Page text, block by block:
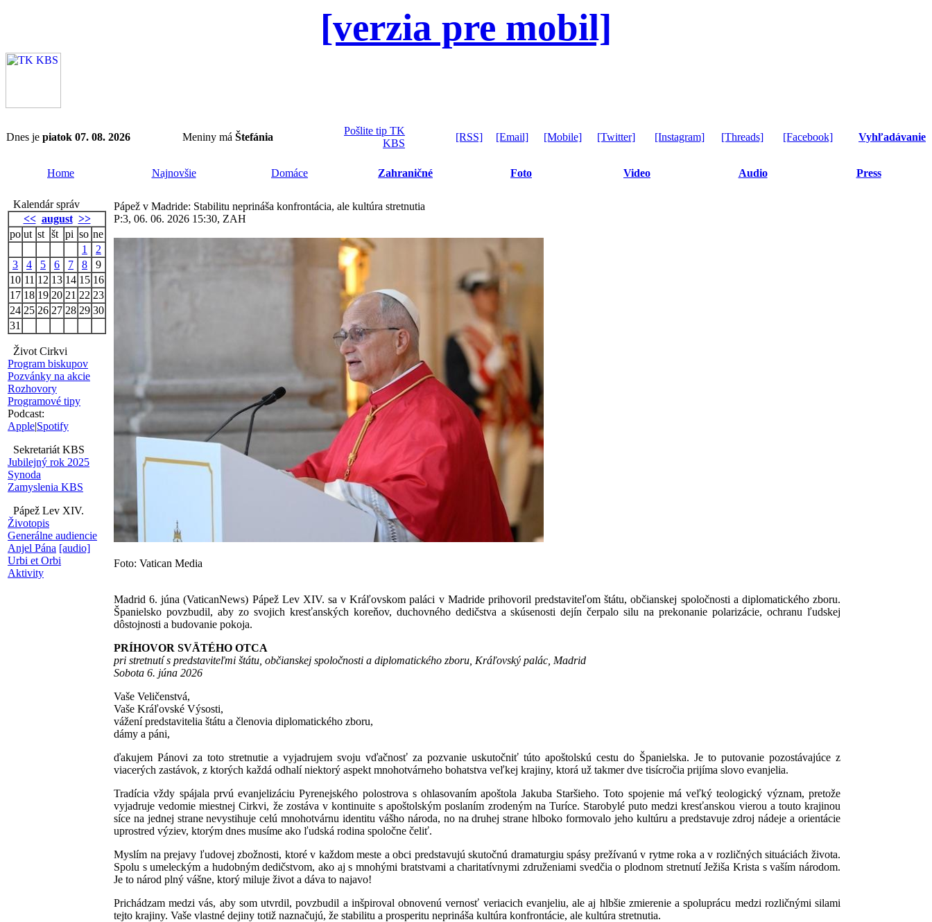
[verzia pre mobil]
Dnes je piatok 07. 08. 2026 Meniny má Štefánia
Pošlite tip TK
KBS
[RSS] [Email] [Mobile] [Twitter] [Instagram] [Threads] [Facebook] Vyhľadávanie
Home Najnovšie Domáce Zahraničné Foto Video Audio Press
Kalendár správ
<< august >>
po ut st št pi so ne
1
2
3
4 5 6 7 8
9
10 11 12 13 14 15 16
17 18 19 20 21 22 23
24 25 26 27 28 29 30
31
Život Cirkvi
Program biskupov
Pozvánky na akcie
Rozhovory
Programové tipy
Podcast:
Apple|Spotify
Sekretariát KBS
Jubilejný rok 2025
Synoda
Zamyslenia KBS
Pápež Lev XIV.
Životopis
Generálne audiencie
Anjel Pána [audio]
Urbi et Orbi
Aktivity
Pápež v Madride: Stabilitu neprináša konfrontácia, ale kultúra stretnutia
P:3, 06. 06. 2026 15:30, ZAH
Foto: Vatican Media
Madrid 6. júna (VaticanNews) Pápež Lev XIV. sa v Kráľovskom paláci v Madride prihovoril predstaviteľom štátu, občianskej spoločnosti a diplomatického zboru.
Španielsko povzbudil, aby zo svojich kresťanských koreňov, duchovného dedičstva a skúsenosti dejín čerpalo silu na prekonanie polarizácie, ochranu ľudskej
dôstojnosti a budovanie pokoja.
PRÍHOVOR SVÄTÉHO OTCA
pri stretnutí s predstaviteľmi štátu, občianskej spoločnosti a diplomatického zboru, Kráľovský palác, Madrid
Sobota 6. júna 2026
Vaše Veličenstvá,
Vaše Kráľovské Výsosti,
vážení predstavitelia štátu a členovia diplomatického zboru,
dámy a páni,
ďakujem Pánovi za toto stretnutie a vyjadrujem svoju vďačnosť za pozvanie uskutočniť túto apoštolskú cestu do Španielska. Je to putovanie pozostávajúce z
viacerých zastávok, z ktorých každá odhalí niektorý aspekt mnohotvárneho bohatstva veľkej krajiny, ktorá už takmer dve tisícročia prijíma slovo evanjelia.
Tradícia vždy spájala prvú evanjelizáciu Pyrenejského polostrova s ohlasovaním apoštola Jakuba Staršieho. Toto spojenie má veľký teologický význam, pretože
vyjadruje vedomie miestnej Cirkvi, že zostáva v kontinuite s apoštolským poslaním zrodeným na Turíce. Starobylé puto medzi kresťanskou vierou a touto krajinou
síce na jednej strane nevystihuje celú mnohotvárnu identitu vášho národa, no na druhej strane hlboko formovalo jeho kultúru a predstavuje zdroj nádeje a orientácie
uprostred výziev, ktorým dnes musíme ako ľudská rodina spoločne čeliť.
Myslím na prejavy ľudovej zbožnosti, ktoré v každom meste a obci predstavujú skutočnú dramaturgiu spásy prežívanú v rytme roka a v rozličných situáciách života.
Spolu s umeleckým a hudobným dedičstvom, ako aj s mnohými bratstvami a charitatívnymi združeniami svedčia o plodnom stretnutí Ježiša Krista s vaším národom.
Je to národ plný vášne, ktorý miluje život a dáva to najavo!
Prichádzam medzi vás, aby som utvrdil, povzbudil a inšpiroval obnovenú vernosť veriacich evanjeliu, ale aj hlbšie zmierenie a spoluprácu medzi rozličnými silami
tejto krajiny. Vaše vlastné dejiny totiž naznačujú, že stabilitu a prosperitu neprináša kultúra konfrontácie, ale kultúra stretnutia.